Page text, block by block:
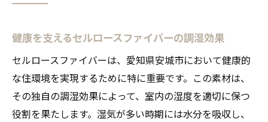
健康を支えるセルロースファイバーの調湿効果
セルロースファイバーは、愛知県安城市において健康的
な住環境を実現するために特に重要です。この素材は、
その独自の調湿効果によって、室内の湿度を適切に保つ
役割を果たします。湿気が多い時期には水分を吸収し、